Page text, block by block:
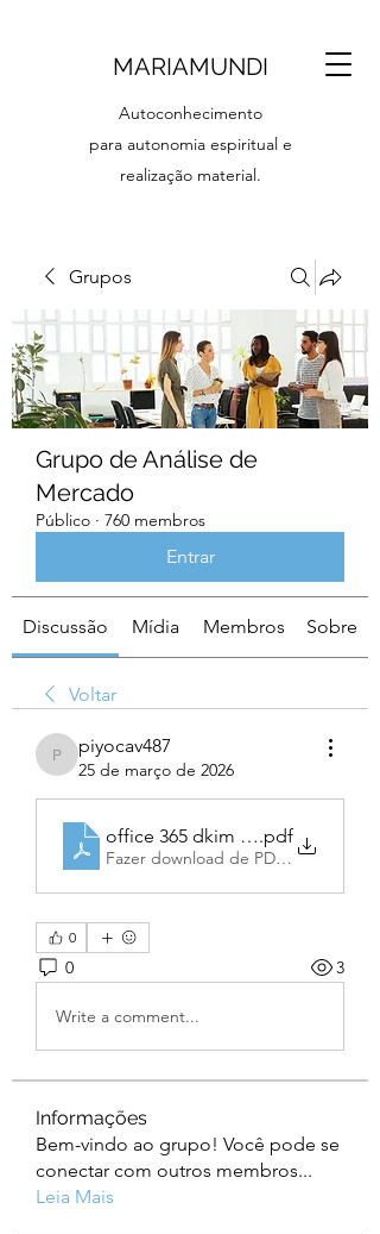
MARIAMUNDI
Autoconhecimento
para autonomia espiritual e
realização material.
Grupos
Grupo de Análise de
Mercado
Público · 760 membros
Entrar
Discussão Mídia Membros Sobre
Voltar
piyocav487
piyocav487
25 de março de 2026
office 365 dkim setup
.pdf
Fazer download de PDF • 121KB
0
0 3
Write a comment...
Informações
Bem-vindo ao grupo! Você pode se
conectar com outros membros...
Leia Mais